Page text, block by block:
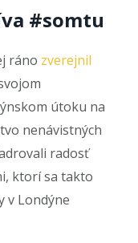
#somtu
ráno zverejnil
útoku na
nenávistných
radosť
ktorí sa takto
v Londýne